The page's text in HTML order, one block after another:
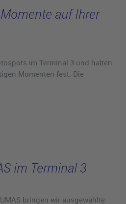
auf Ihrer
im Terminal 3 und halten
Momenten fest. Die
im Terminal 3
bringen wir ausgewählte